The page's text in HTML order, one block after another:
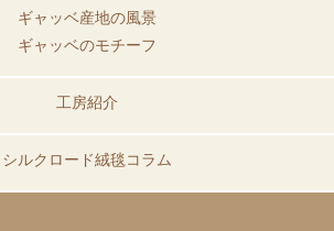
ギャッベ産地の風景
ギャッベのモチーフ
工房紹介
シルクロード絨毯コラム